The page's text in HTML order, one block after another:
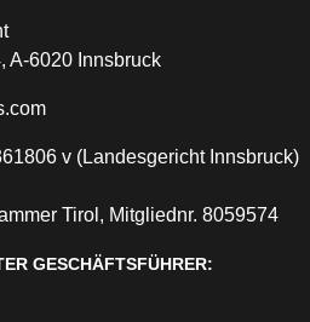
A-6020 Innsbruck
v (Landesgericht Innsbruck)
Tirol, Mitgliednr. 8059574
GESCHÄFTSFÜHRER: